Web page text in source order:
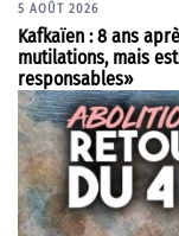
5 AOÛT 2026
Kafkaïen : 8 ans
mutilations, mais
responsables»